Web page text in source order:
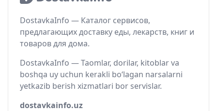
DostavkaInfo — Каталог сервисов,
предлагающих доставку еды, лекарств, книг и
товаров для дома.
DostavkaInfo — Taomlar, dorilar, kitoblar va
boshqa uy uchun kerakli bo‘lagan narsalarni
yetkazib berish xizmatlari bor servislar.
dostavkainfo.uz